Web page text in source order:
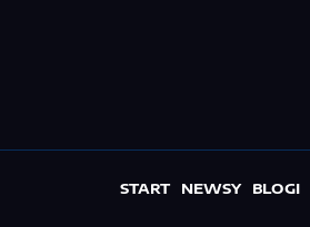
START NEWSY BLOGI